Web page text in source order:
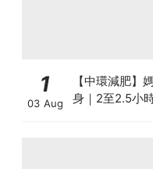
1
03 Aug
【中環減肥】
身｜2至2.5小